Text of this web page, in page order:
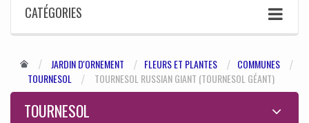
CATÉGORIES
JARDIN D'ORNEMENT FLEURS ET PLANTES
COMMUNES
TOURNESOL
TOURNESOL RUSSIAN GIANT (TOURNESOL GÉANT)
TOURNESOL